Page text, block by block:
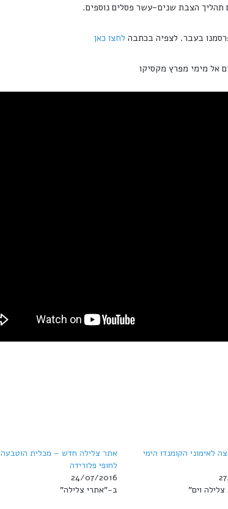
הצבת שנים-עשר פסלים נוספים.
לחצו כאן
אל מימי מפרץ מקסיקו
לאימוני הקומנדו הימי
וים"
אתר צלילה חדש – מכלית הוטבעה
לחופי פלורידה
24/07/2016
ב-"אתרי צלילה"